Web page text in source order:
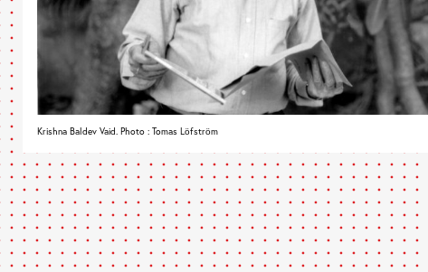
Krishna Baldev Vaid. Photo : Tomas Löfström